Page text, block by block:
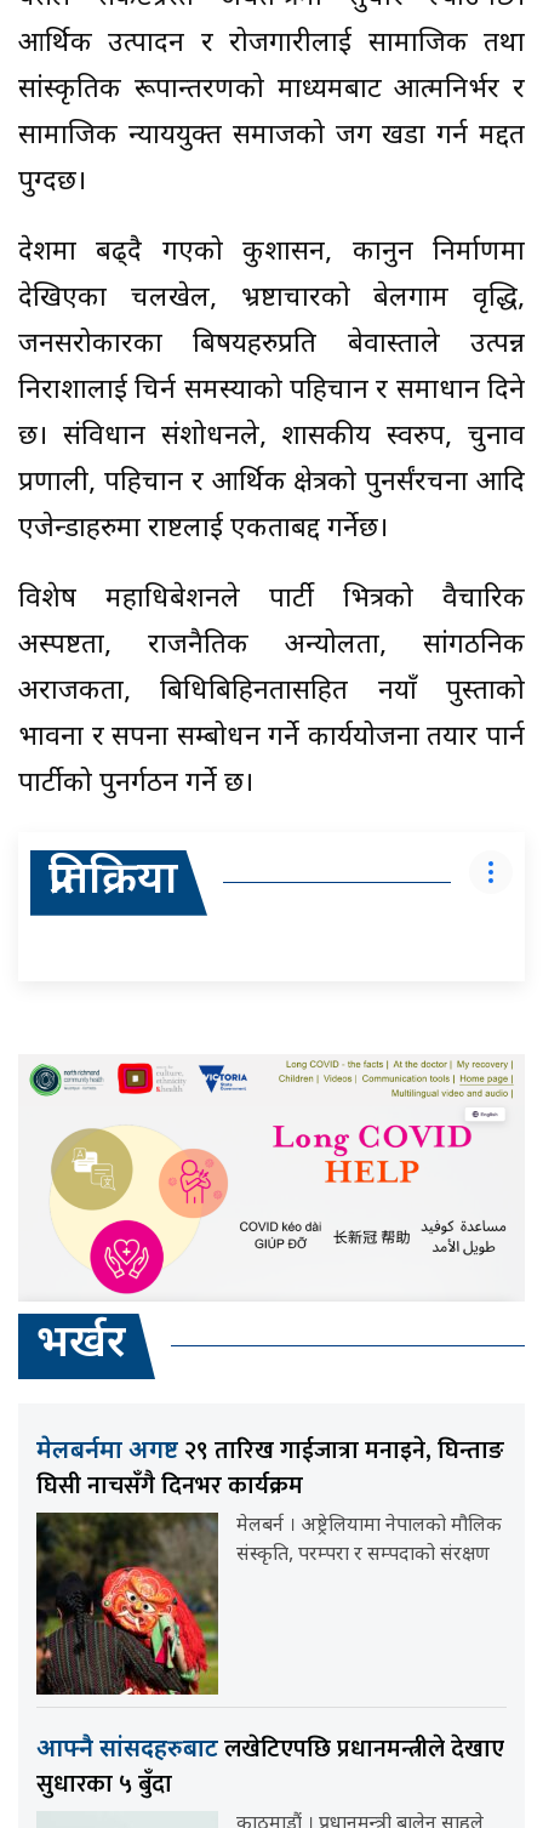
आर्थिक उत्पादन र रोजगारीलाई सामाजिक तथा
सांस्कृतिक रूपान्तरणको माध्यमबाट आत्मनिर्भर र
सामाजिक न्याययुक्त समाजको जग खडा गर्न मद्दत
पुग्दछ।
देशमा बढ्दै गएको कुशासन, कानुन निर्माणमा
देखिएका चलखेल, भ्रष्टाचारको बेलगाम वृद्धि,
जनसरोकारका बिषयहरुप्रति बेवास्ताले उत्पन्न
निराशालाई चिर्न समस्याको पहिचान र समाधान दिने
छ। संविधान संशोधनले, शासकीय स्वरुप, चुनाव
प्रणाली, पहिचान र आर्थिक क्षेत्रको पुनर्संरचना आदि
एजेन्डाहरुमा राष्टलाई एकताबद्द गर्नेछ।
विशेष महाधिबेशनले पार्टी भित्रको वैचारिक
अस्पष्टता, राजनैतिक अन्योलता, सांगठनिक
अराजकता, बिधिबिहिनतासहित नयाँ पुस्ताको
भावना र सपना सम्बोधन गर्ने कार्ययोजना तयार पार्न
पार्टीको पुनर्गठन गर्ने छ।
प्रतिक्रिया
भर्खर
मेलबर्नमा अगष्ट २९ तारिख गाईजात्रा मनाइने, घिन्ताङ
घिसी नाचसँगै दिनभर कार्यक्रम
मेलबर्न । अष्ट्रेलियामा नेपालको मौलिक
संस्कृति, परम्परा र सम्पदाको संरक्षण
आफ्नै सांसदहरुबाटलखेटिएपछि प्रधानमन्त्रीले देखाए
सुधारका ५ बुँदा